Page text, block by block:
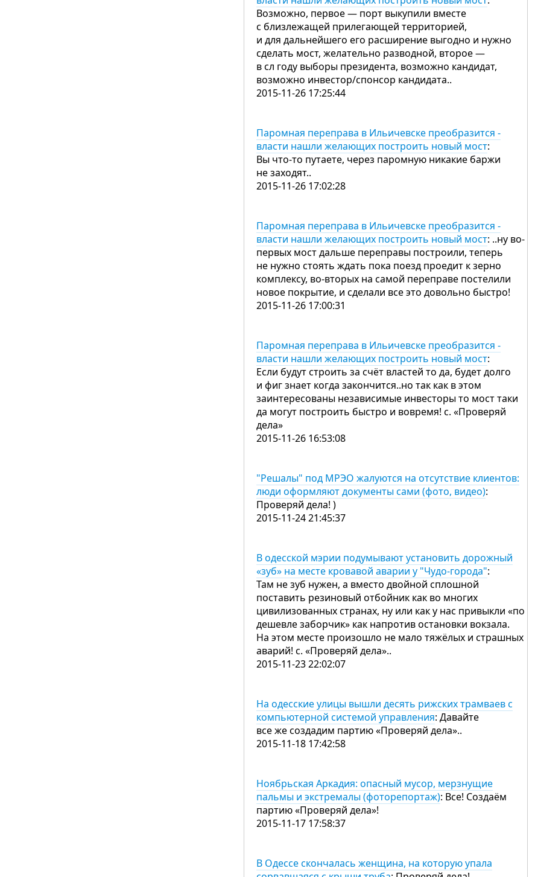
Возможно, первое — порт выкупили вместе
с близлежащей прилегающей территорией,
и для дальнейшего его расширение выгодно и нужно
сделать мост, желательно разводной, второе —
в сл году выборы президента, возможно кандидат,
возможно инвестор/спонсор кандидата..
2015-11-26 17:25:44
Паромная переправа в Ильичевске преобразится -
власти нашли желающих построить новый мост:
Вы что-то путаете, через паромную никакие баржи
не заходят..
2015-11-26 17:02:28
Паромная переправа в Ильичевске преобразится -
власти нашли желающих построить новый мост: ..ну во-
первых мост дальше переправы построили, теперь
не нужно стоять ждать пока поезд проедит к зерно
комплексу, во-вторых на самой переправе постелили
новое покрытие, и сделали все это довольно быстро!
2015-11-26 17:00:31
Паромная переправа в Ильичевске преобразится -
власти нашли желающих построить новый мост:
Если будут строить за счёт властей то да, будет долго
и фиг знает когда закончится..но так как в этом
заинтересованы независимые инвесторы то мост таки
да могут построить быстро и вовремя! с. «Проверяй
дела»
2015-11-26 16:53:08
"Решалы" под МРЭО жалуются на отсутствие клиентов:
люди оформляют документы сами (фото, видео):
Проверяй дела! )
2015-11-24 21:45:37
В одесской мэрии подумывают установить дорожный
«зуб» на месте кровавой аварии у "Чудо-города":
Там не зуб нужен, а вместо двойной сплошной
поставить резиновый отбойник как во многих
цивилизованных странах, ну или как у нас привыкли «по
дешевле заборчик» как напротив остановки вокзала.
На этом месте произошло не мало тяжёлых и страшных
аварий! c. «Проверяй дела»..
2015-11-23 22:02:07
На одесские улицы вышли десять рижских трамваев с
компьютерной системой управления: Давайте
все же создадим партию «Проверяй дела»..
2015-11-18 17:42:58
Ноябрьская Аркадия: опасный мусор, мерзнущие
пальмы и экстремалы (фоторепортаж): Все! Создаём
партию «Проверяй дела»!
2015-11-17 17:58:37
В Одессе скончалась женщина, на которую упала